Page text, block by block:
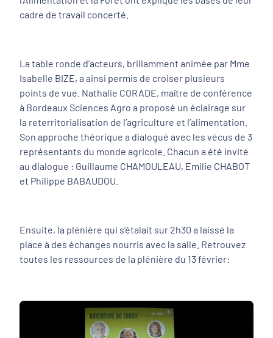
cadre de travail concerté.
La table ronde d’acteurs, brillamment animée par Mme
Isabelle BIZE, a ainsi permis de croiser plusieurs
points de vue. Nathalie CORADE, maître de conférence
à Bordeaux Sciences Agro a proposé un éclairage sur
la reterritorialisation de l’agriculture et l’alimentation.
Son approche théorique a dialogué avec les vécus de 3
représentants du monde agricole. Chacun a été invité
au dialogue : Guillaume CHAMOULEAU, Emilie CHABOT
et Philippe BABAUDOU.
Ensuite, la plénière qui s’étalait sur 2h30 a laissé la
place à des échanges nourris avec la salle. Retrouvez
toutes les ressources de la plénière du 13 février: